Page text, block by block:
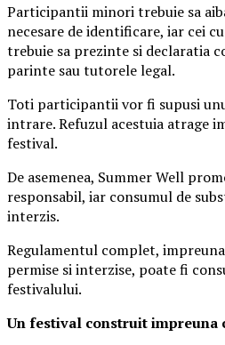
Participantii minori trebuie sa
necesare de identificare, iar cei
trebuie sa prezinte si declaratia
parinte sau tutorele legal.
Toti participantii vor fi supusi
intrare. Refuzul acestuia atrage
festival.
De asemenea, Summer Well
responsabil, iar consumul de
interzis.
Regulamentul complet,
permise si interzise, poate fi
festivalului.
Un festival construitimpreuna